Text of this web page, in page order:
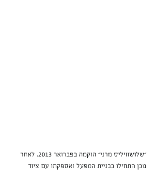
"שלושוויליס מרני" הוקמה בפברואר 2013, לאחר
מכן התחילו בבניית המפעל ואספקתו עם ציוד